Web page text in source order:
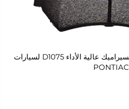
مجموعة لواحق الفرامل السيراميك عالية الأداء D1075 لسيارات
PONTIAC